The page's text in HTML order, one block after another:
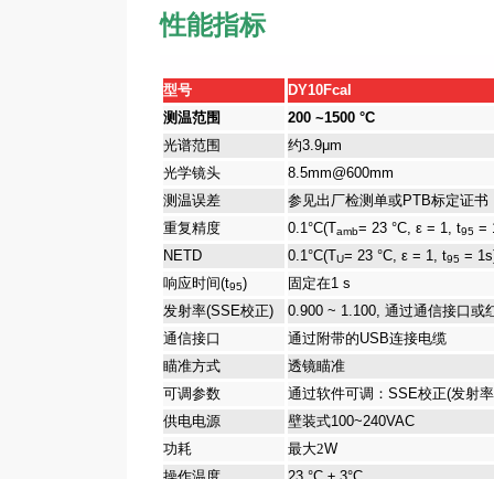
性能指标
型号
DY10Fcal
测温范围
200 ~1500 °C
光谱范围
约3.9μm
光学镜头
8.5mm@600mm
测温误差
参见出厂检测单或PTB标定证书
重复精度
0.1°C(Tamb= 23 °C, ε = 1, t95 =
NETD
0.1°C(TU= 23 °C, ε = 1, t95 =
响应时间(t95) 固定在1 s
发射率(SSE校正) 0.900 ~ 1.100, 通过通信接口或
通信接口
通过附带的USB连接电缆
瞄准方式
透镜瞄准
可调参数
通过软件可调： SSE校正(发射率
供电电源
壁装式100~240VAC
功耗
最大2W